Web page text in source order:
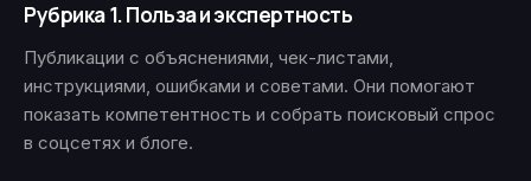
Рубрика 1. Польза и экспертность
Публикации с объяснениями, чек-листами,
инструкциями, ошибками и советами. Они помогают
показать компетентность и собрать поисковый спрос
в соцсетях и блоге.